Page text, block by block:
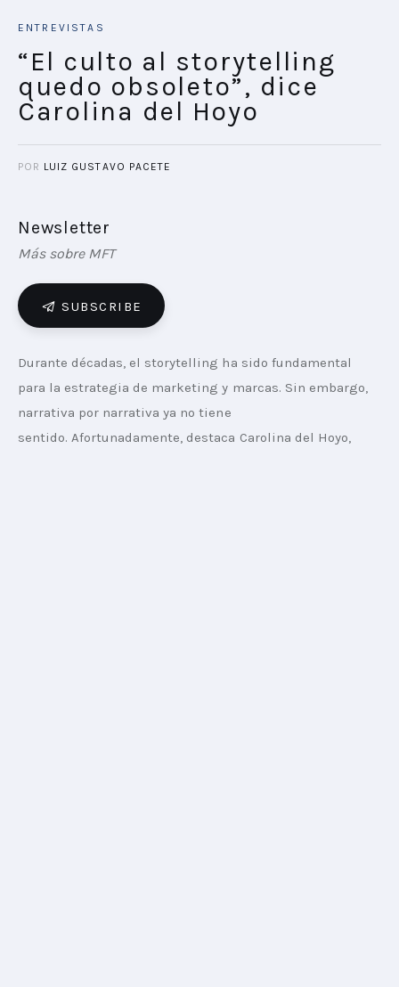
ENTREVISTAS
“El culto al storytelling
quedo obsoleto”, dice
Carolina del Hoyo
POR LUIZ GUSTAVO PACETE
Newsletter
Más sobre MFT
SUBSCRIBE
Durante décadas, el storytelling ha sido fundamental
para la estrategia de marketing y marcas. Sin embargo,
narrativa por narrativa ya no tiene
sentido. Afortunadamente, destaca Carolina del Hoyo,